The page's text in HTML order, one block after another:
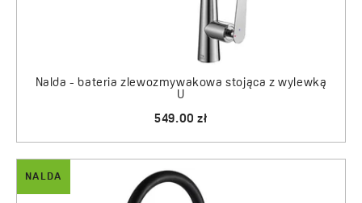
Nalda - bateria zlewozmywakowa stojąca z wylewką
U
549.00 zł
NALDA